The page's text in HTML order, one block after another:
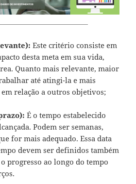
Este critério consiste em
desta meta em sua vida,
Quanto mais relevante, maior
até atingi-la e mais
relação a outros objetivos;
É o tempo estabelecido
Podem ser semanas,
for mais adequado. Essa data
devem ser definidos também
progresso ao longo do tempo